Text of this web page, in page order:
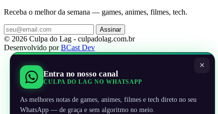
Receba o melhor da semana — games, animes, filmes, tech.
Assinar
© 2026 Culpa do Lag - culpadolag.com.br
Desenvolvido porBCast Dev
×
Entra no nosso canal
CULPA DO LAG NO WHATSAPP
As melhores notas de games, animes, filmes e tech direto no seu
WhatsApp — de graça e sem algoritmo no meio.